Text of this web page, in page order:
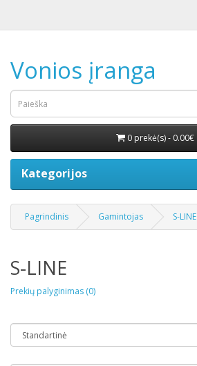
Vonios įranga
0 prekė(s) - 0.00€
Kategorijos
Pagrindinis Gamintojas S-LINE
S-LINE
Prekių palyginimas (0)